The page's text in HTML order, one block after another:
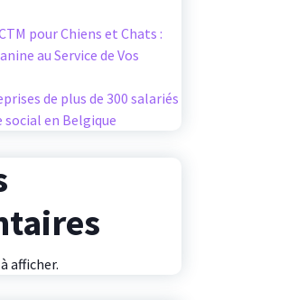
pour Chiens et Chats :
au Service de Vos
de plus de 300 salariés
social en Belgique
afficher.